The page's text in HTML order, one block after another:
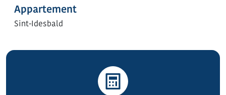
Appartement
Sint-Idesbald